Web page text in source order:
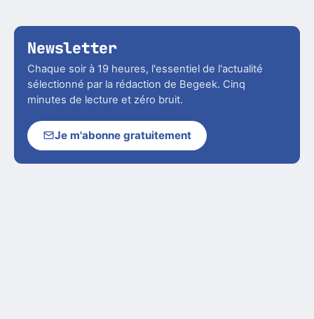
Newsletter
Chaque soir à 19 heures, l'essentiel de l'actualité
sélectionné par la rédaction de Begeek. Cinq
minutes de lecture et zéro bruit.
Je m'abonne gratuitement